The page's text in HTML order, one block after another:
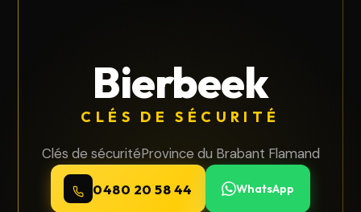
Bierbeek
CLÉS DE SÉCURITÉ
Clés de sécuritéProvince du Brabant Flamand
0480 20 58 44 WhatsApp